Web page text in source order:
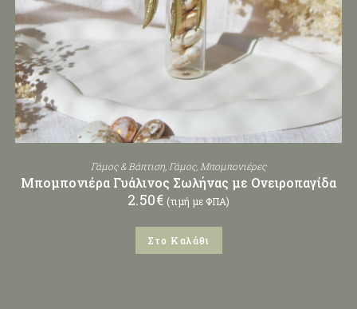
Γάμος & Βάπτιση Γάμος, Μπομπονιέρες
Μπομπονιέρα Γυάλινος Σωλήνας με Ονειροπαγίδα
2.50€ (τιμή με ΦΠΑ)
Στο Καλάθι